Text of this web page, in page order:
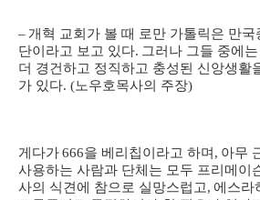
– 개혁 교회가 볼 때 로만 가톨릭은 만
단이라고 보고 있다. 그러나 그들 중에
더 경건하고 정직하고 충성된 신앙생활
가 있다. (노우호목사의 주장)
게다가666을 베리칩이라고 하며 , 아무
사용하는 사람과 단체는 모두 프리메이
사의 식견에 참으로 실망스럽고, 에스라